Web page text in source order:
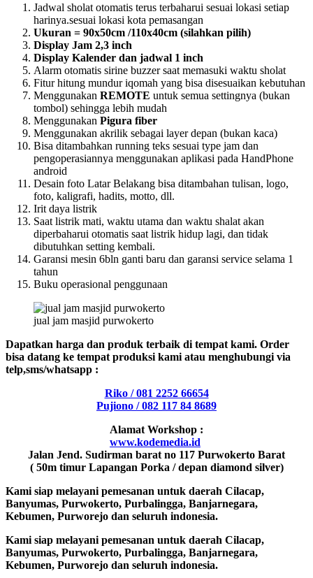
Jadwal sholat otomatis terus terbaharui sesuai lokasi setiap
harinya.sesuai lokasi kota pemasangan
Ukuran = 90x50cm /110x40cm (silahkan pilih)
Display Jam 2,3 inch
Display Kalender dan jadwal 1 inch
Alarm otomatis sirine buzzer saat memasuki waktu sholat
Fitur hitung mundur iqomah yang bisa disesuaikan kebutuhan
Menggunakan REMOTE untuk semua settingnya (bukan
tombol) sehingga lebih mudah
Menggunakan Pigura fiber
Menggunakan akrilik sebagai layer depan (bukan kaca)
Bisa ditambahkan running teks sesuai type jam dan
pengoperasiannya menggunakan aplikasi pada HandPhone
android
Desain foto Latar Belakang bisa ditambahan tulisan, logo,
foto, kaligrafi, hadits, motto, dll.
Irit daya listrik
Saat listrik mati, waktu utama dan waktu shalat akan
diperbaharui otomatis saat listrik hidup lagi, dan tidak
dibutuhkan setting kembali.
Garansi mesin 6bln ganti baru dan garansi service selama 1
tahun
Buku operasional penggunaan
jual jam masjid purwokerto
Dapatkan harga dan produk terbaik di tempat kami. Order
bisa datang ke tempat produksi kami atau menghubungi via
telp,sms/whatsapp :
Riko / 081 2252 66654
Pujiono / 082 117 84 8689
Alamat Workshop :
www.kodemedia.id
Jalan Jend. Sudirman barat no 117 Purwokerto Barat
( 50m timur Lapangan Porka / depan diamond silver)
Kami siap melayani pemesanan untuk daerah Cilacap,
Banyumas, Purwokerto, Purbalingga, Banjarnegara,
Kebumen, Purworejo dan seluruh indonesia.
Kami siap melayani pemesanan untuk daerah Cilacap,
Banyumas, Purwokerto, Purbalingga, Banjarnegara,
Kebumen, Purworejo dan seluruh indonesia.